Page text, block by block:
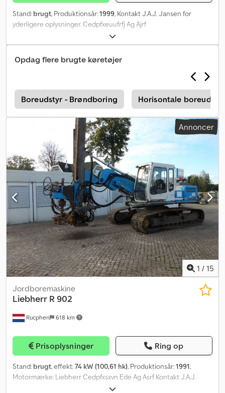
9.875 kg Nyttelast: 4.425 kg Totalvægt: 14.300 kg Funktionelt Kran:
RISA G2T, monteret bag på chassiset Tilstand Teknisk tilstand: god
Visuel tilstand: god Produktsikkerhed Producent: Clean Mat
Stand: brugt, Produktionsår:1999, Kontakt J.A.J. Jansen for
yderligere oplysninger. Cedpfxeuufrfj Ag Ajrf
Opdag flere brugte køretøjer
Boreudstyr - Brøndboring Horisontale boreudstyr
Annoncer
1 / 15
Rucphen 618 km
Jordboremaskine
Liebherr R 902
Prisoplysninger Ring op
Stand: brugt, effekt:74 kW (100,61 hk), Produktionsår:1991,
Motormærke: Liebherr Cedpfxsxvn Ede Ag Asrf Kontakt J.A.J.
Jansen for yderligere oplysninger.